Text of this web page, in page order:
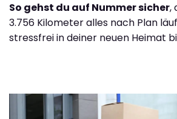
So gehst du auf Nummer sicher,
3.756 Kilometer alles nach Plan
stressfrei in deiner neuen Heimat